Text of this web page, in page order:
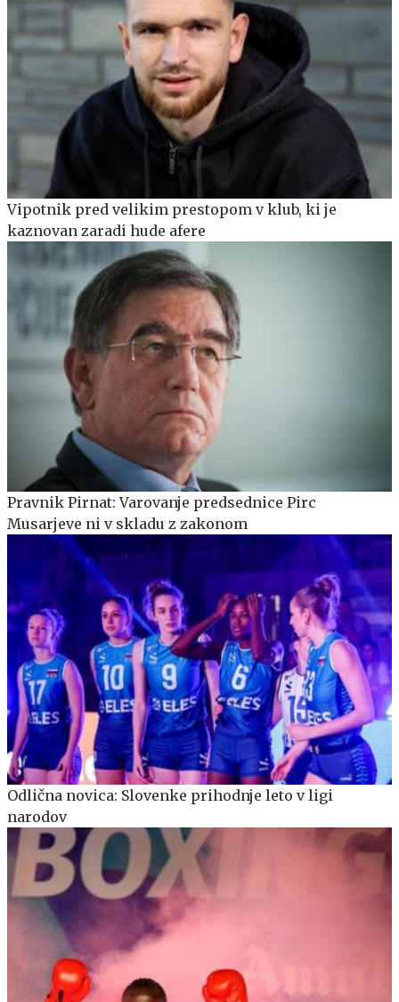
Vipotnik pred velikim prestopom v klub, ki je
kaznovan zaradi hude afere
Pravnik Pirnat: Varovanje predsednice Pirc
Musarjeve ni v skladu z zakonom
Odlična novica: Slovenke prihodnje leto v ligi
narodov